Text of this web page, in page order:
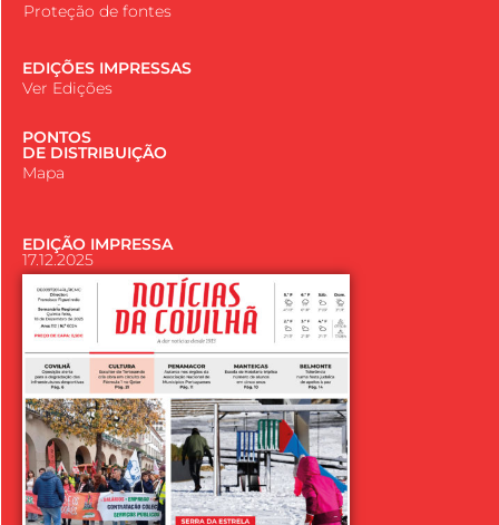
Proteção de fontes
EDIÇÕES IMPRESSAS
Ver Edições
PONTOS
DE DISTRIBUIÇÃO
Mapa
EDIÇÃO IMPRESSA
17.12.2025